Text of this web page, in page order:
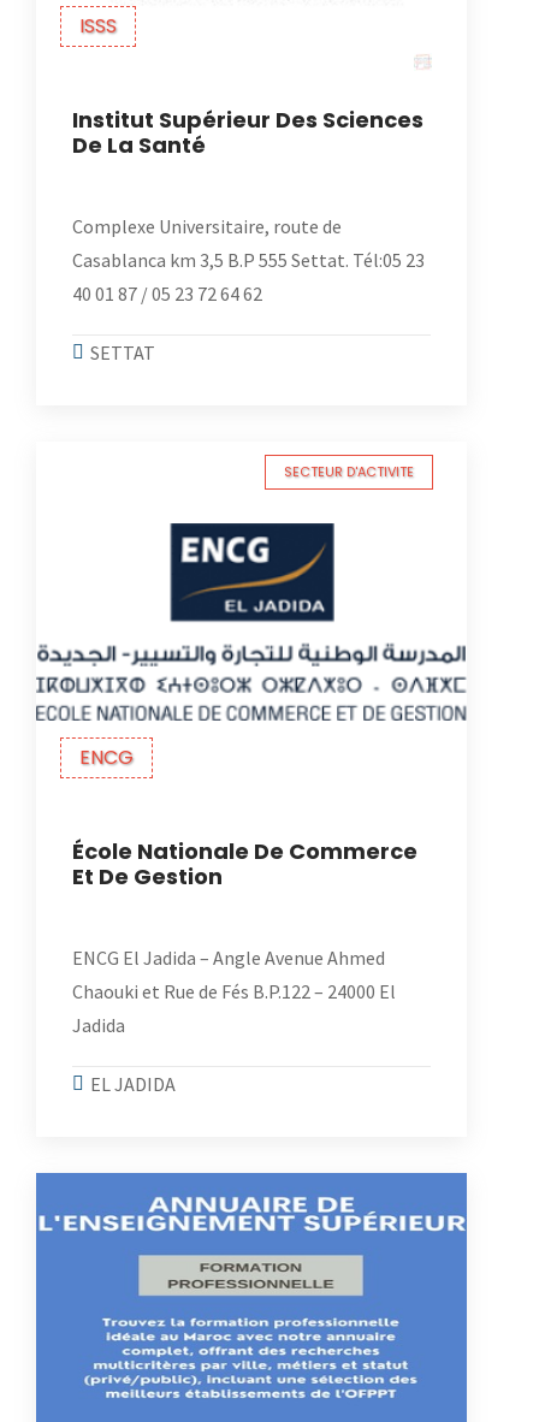
ISSS
Institut Supérieur Des Sciences
De La Santé
Complexe Universitaire, route de
Casablanca km 3,5 B.P 555 Settat. Tél:05 23
40 01 87 / 05 23 72 64 62
SETTAT
ENCG
SECTEUR D'ACTIVITE
École Nationale De Commerce
Et De Gestion
ENCG El Jadida – Angle Avenue Ahmed
Chaouki et Rue de Fés B.P.122 – 24000 El
Jadida
EL JADIDA